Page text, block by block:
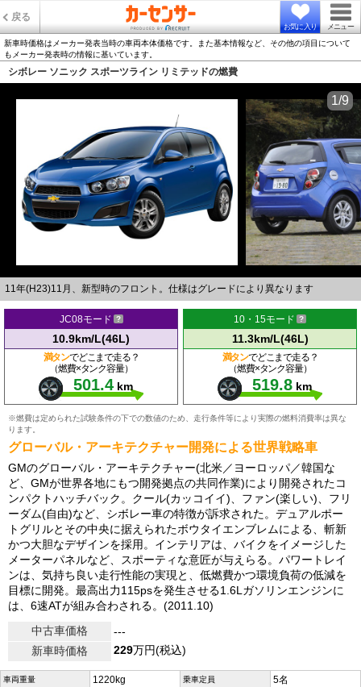
戻る
お気に入り メニュー
新車時価格はメーカー発表当時の車両本体価格です。また基本情報など、その他の項目について
もメーカー発表時の情報に基いています。
シボレー ソニック スポーツライン リミテッドの燃費
11年(H23)11月、新型時のフロント。仕様はグレードにより異なります
1/9
JC08モード
10.9km/L(46L)
満タンでどこまで走る？
（燃費×タンク容量）
501.4 km
10・15モード
11.3km/L(46L)
満タンでどこまで走る？
（燃費×タンク容量）
519.8 km
※燃費は定められた試験条件の下での数値のため、走行条件等により実際の燃料消費率は異な
ります。
グローバル・アーキテクチャー開発による世界戦略車
GMのグローバル・アーキテクチャー(北米／ヨーロッパ／韓国な
ど、GMが世界各地にもつ開発拠点の共同作業)により開発されたコ
ンパクトハッチバック。クール(カッコイイ)、ファン(楽しい)、フリ
ーダム(自由)など、シボレー車の特徴が訴求された。デュアルポー
トグリルとその中央に据えられたボウタイエンブレムによる、斬新
かつ大胆なデザインを採用。インテリアは、バイクをイメージした
メーターパネルなど、スポーティな意匠が与えらる。パワートレイ
ンは、気持ち良い走行性能の実現と、低燃費かつ環境負荷の低減を
目標に開発。最高出力115psを発生させる1.6Lガソリンエンジンに
は、6速ATが組み合わされる。(2011.10)
中古車価格
---
新車時価格
229万円(税込)
車両重量 1220kg 乗車定員 5名